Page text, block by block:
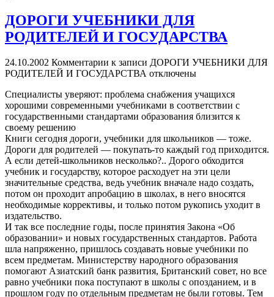
ДОРОГИ УЧЕБНИКИ ДЛЯ
РОДИТЕЛЕЙ И ГОСУДАРСТВА
24.10.2002 Комментарии к записи ДОРОГИ УЧЕБНИКИ ДЛЯ
РОДИТЕЛЕЙ И ГОСУДАРСТВА отключены
Специалисты уверяют: проблема снабжения учащихся
хорошими современными учебниками в соответствии с
государственными стандартами образования близится к
своему решению
Книги сегодня дороги, учебники для школьников — тоже.
Дороги для родителей — покупать-то каждый год приходится.
А если детей-школьников несколько?.. Дорого обходится
учебник и государству, которое расходует на эти цели
значительные средства, ведь учебник вначале надо создать,
потом он проходит апробацию в школах, в него вносятся
необходимые коррективы, и только потом рукопись уходит в
издательство.
И так все последние годы, после принятия Закона «Об
образовании» и новых государственных стандартов. Работа
шла напряженно, пришлось создавать новые учебники по
всем предметам. Министерству народного образования
помогают Азиатский банк развития, Британский совет, но все
равно учебники пока поступают в школы с опозданием, и в
прошлом году по отдельным предметам не были готовы. Тем